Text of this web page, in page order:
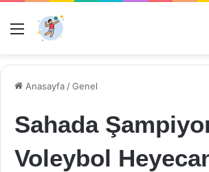
Menü
Anasayfa /Genel
Sahada
Voleybol